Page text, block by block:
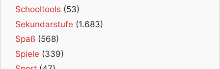
Schooltools (53)
Sekundarstufe (1.683)
Spaß (568)
Spiele (339)